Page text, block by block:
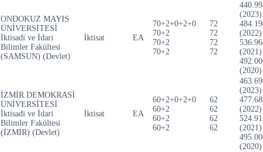
ONDOKUZ MAYIS
ÜNİVERSİTESİ
İktisadi ve İdari
Bilimler Fakültesi
(SAMSUN) (Devlet)
İktisat EA
70+2+0+2+0
70+2
70+2
70+2
72
72
72
72
(2023)
(2022)
(2021)
(2020)
İZMİR DEMOKRASİ
ÜNİVERSİTESİ
İktisadi ve İdari
Bilimler Fakültesi
(İZMİR) (Devlet)
İktisat EA
60+2+0+2+0
60+2
60+2
60+2
62
62
62
62
(2023)
(2022)
(2021)
(2020)